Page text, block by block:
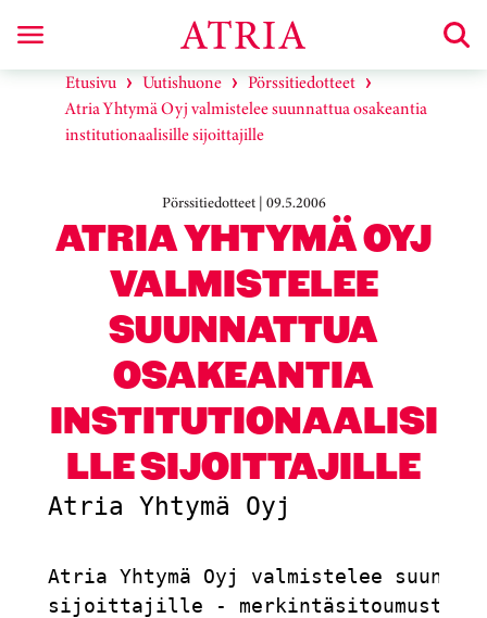
Etusivu Uutishuone
Pörssitiedotteet
Atria Yhtymä Oyj valmistelee suunnattua osakeantia
institutionaalisille sijoittajille
Pörssitiedotteet | 09.5.2006
ATRIA YHTYMÄ OYJ
VALMISTELEE
SUUNNATTUA
OSAKEANTIA
INSTITUTIONAALISI
LLE SIJOITTAJILLE
Atria Yhtymä Oyj
Atria Yhtymä Oyj valmistelee
sijoittajille - merkintäsitoumusten